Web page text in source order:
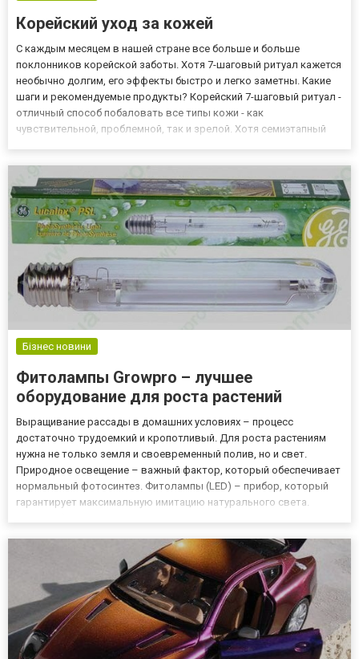
Корейский уход за кожей
С каждым месяцем в нашей стране все больше и больше
поклонников корейской заботы. Хотя 7-шаговый ритуал кажется
необычно долгим, его эффекты быстро и легко заметны. Какие
шаги и рекомендуемые продукты? Корейский 7-шаговый ритуал -
отличный способ побаловать все типы кожи - как
чувствительной, проблемной, так и зрелой. Хотя семиэтапный
корейскую кос...
Бізнес новини
Фитолампы Growpro – лучшее
оборудование для роста растений
Выращивание рассады в домашних условиях – процесс
достаточно трудоемкий и кропотливый. Для роста растениям
нужна не только земля и своевременный полив, но и свет.
Природное освещение – важный фактор, который обеспечивает
нормальный фотосинтез. Фитолампы (LED) – прибор, который
гарантирует максимальную имитацию натурального света.